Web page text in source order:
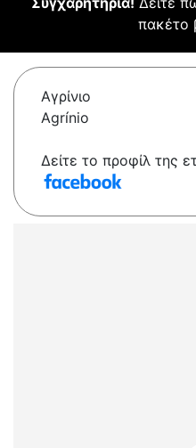
πακέτο
Αγρίνιο
Agrínio
Δείτε το προφίλ της